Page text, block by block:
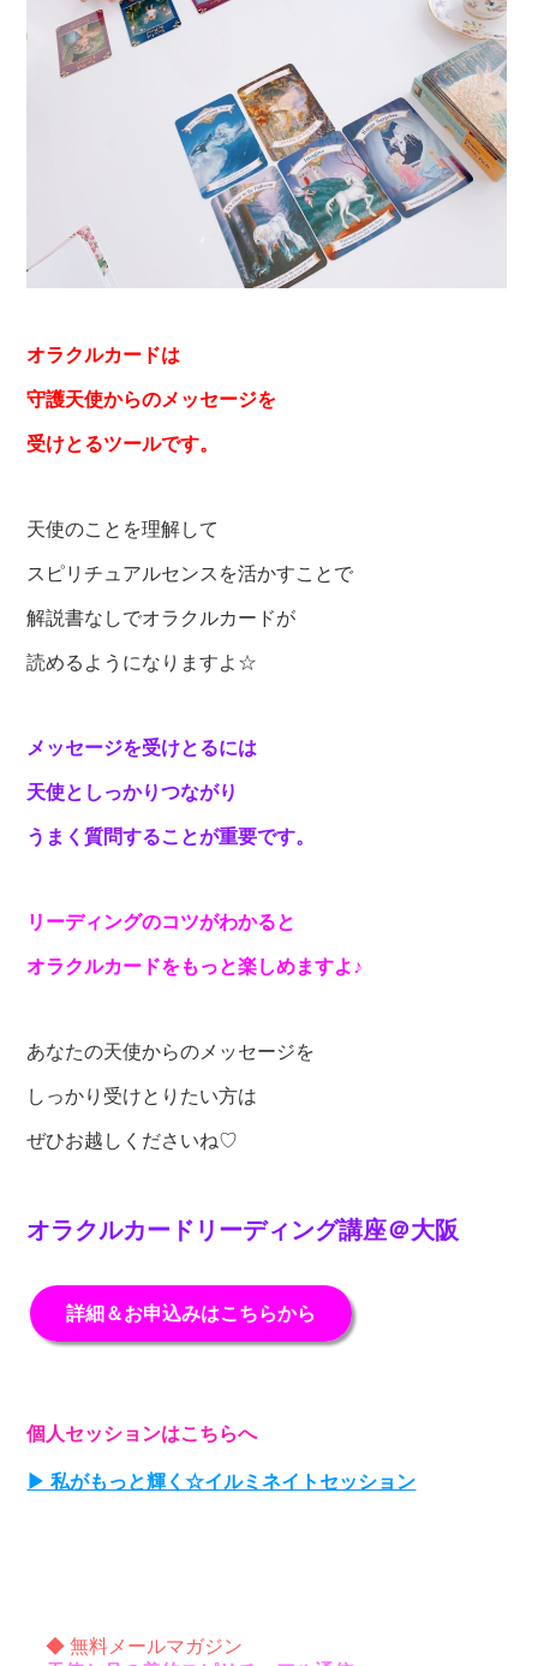
オラクルカードは
守護天使からのメッセージを
受けとるツールです。
天使のことを理解して
スピリチュアルセンスを活かすことで
解説書なしでオラクルカードが
読めるようになりますよ☆
メッセージを受けとるには
天使としっかりつながり
うまく質問することが重要です。
リーディングのコツがわかると
オラクルカードをもっと楽しめますよ♪
あなたの天使からのメッセージを
しっかり受けとりたい方は
ぜひお越しくださいね♡
オラクルカードリーディング講座＠大阪
詳細＆お申込みはこちらから
個人セッションはこちらへ
▶ 私がもっと輝く☆イルミネイトセッション
◆ 無料メールマガジン